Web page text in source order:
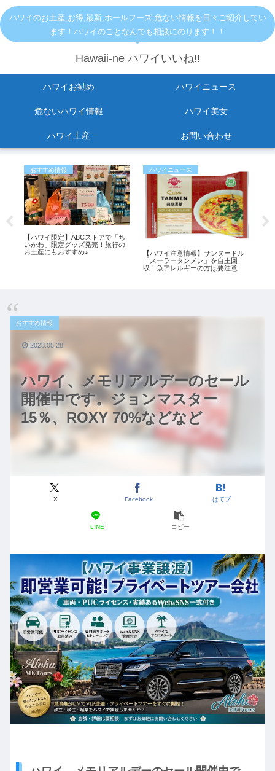
ハワイのお土産,お得,最新,ホールフーズ,危ない情報を日々ご紹介してい
ます！ハワイのことなんでも相談にのります！！
Hawaii-ne ハワイいいね!!
ハワイお勧め ハワイニュース
危ないハワイ情報 ハワイ美女
ハワイ土産 お問い合わせ
おすすめ情報
【ハワイ限定】ABCストアで「ち
いかわ」限定グッズ発売！旅行の
お土産にもおすすめ♪
ハワイニュース
【ハワイ注意情報】サンヌードル
「スーラータンメン」を自主回
収！魚アレルギーの方は要注意
ハワイ、メモリアルデーのセール
開催中です。ジョンマスター
15％、ROXY 70%などなど
おすすめ情報
X Facebook はてブ
LINE コピー
2023.05.28